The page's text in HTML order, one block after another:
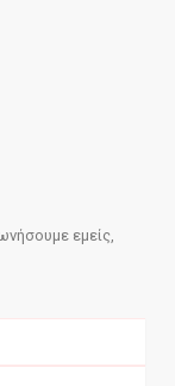
εμείς,